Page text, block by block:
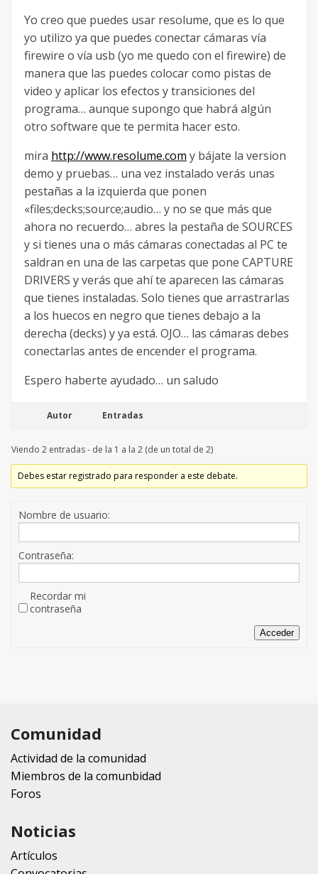
Yo creo que puedes usar resolume, que es lo que
yo utilizo ya que puedes conectar cámaras vía
firewire o vía usb (yo me quedo con el firewire) de
manera que las puedes colocar como pistas de
video y aplicar los efectos y transiciones del
programa… aunque supongo que habrá algún
otro software que te permita hacer esto.
mira http://www.resolume.com y bájate la version
demo y pruebas… una vez instalado verás unas
pestañas a la izquierda que ponen
«files;decks;source;audio… y no se que más que
ahora no recuerdo… abres la pestaña de SOURCES
y si tienes una o más cámaras conectadas al PC te
saldran en una de las carpetas que pone CAPTURE
DRIVERS y verás que ahí te aparecen las cámaras
que tienes instaladas. Solo tienes que arrastrarlas
a los huecos en negro que tienes debajo a la
derecha (decks) y ya está. OJO… las cámaras debes
conectarlas antes de encender el programa.
Espero haberte ayudado… un saludo
Autor Entradas
Viendo 2 entradas - de la 1 a la 2 (de un total de 2)
Debes estar registrado para responder a este debate.
Nombre de usuario:
Contraseña:
Recordar mi
contraseña
Acceder
Comunidad
Actividad de la comunidad
Miembros de la comunbidad
Foros
Noticias
Artículos